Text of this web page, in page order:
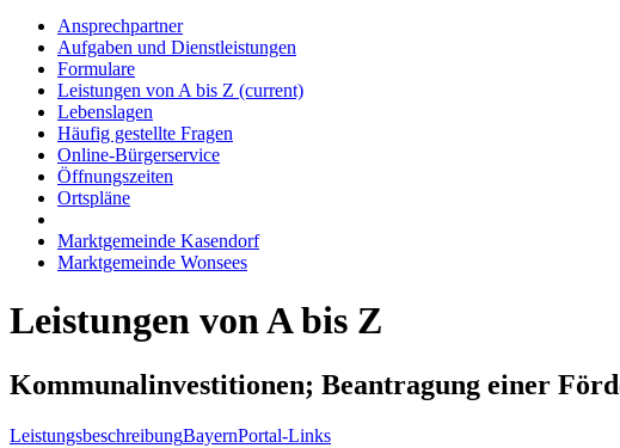
Ansprechpartner
Aufgaben und Dienstleistungen
Formulare
Leistungen von A bis Z (current)
Lebenslagen
Häufig gestellte Fragen
Online-Bürgerservice
Öffnungszeiten
Ortspläne
Marktgemeinde Kasendorf
Marktgemeinde Wonsees
Leistungen von A bis Z
Kommunalinvestitionen; Beantragung einer
LeistungsbeschreibungBayernPortal-Links